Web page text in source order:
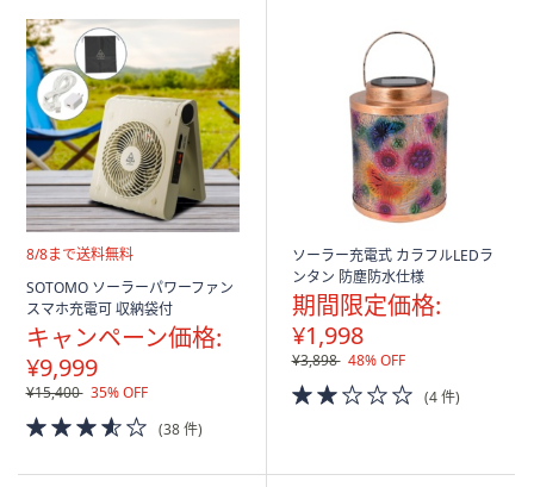
送
無
料
8/8まで送料無料
SOTOMO ソーラーパワーファン
スマホ充電可 収納袋付
キャンペーン価格:
¥9,999
¥15,400 35% OFF
3.5
of
(38 件)
ソーラー充電式 カラフルLEDラ
ンタン 防塵防水仕様
期間限定価格:
¥1,998
¥3,898 48% OFF
2.0
of
(4 件)